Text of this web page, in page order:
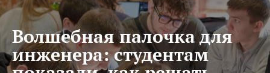
Волшебная палочка для
инженера: студентам